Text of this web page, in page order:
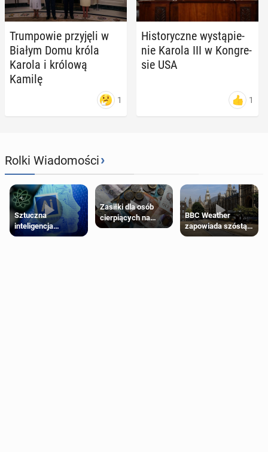
Trum­po­wie przy­ję­li w
Białym Domu króla
Karola i królową
Kamilę
1
Hi­sto­rycz­ne wy­stą­pie­
nie Karola III w Kon­gre­
sie USA
1
Rolki Wiadomości›
Sztuczna
inteligencja
próbowała oszukać
Zasiłki dla osób
cierpiących na
schorzenia
BBC Weather
zapowiada szóstą
falę upałów w